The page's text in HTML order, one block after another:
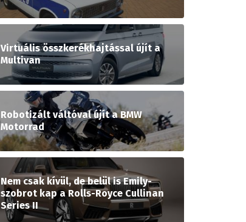
Virtuális összkerékhajtással újít a
Multivan
Robotizált váltóval újít a BMW
Motorrad
Nem csak kívül, de belül is Emily-
szobrot kap a Rolls-Royce Cullinan
Series II